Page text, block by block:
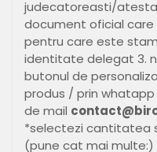
judecatoreasti/
document oficial
pentru care este
identitate delegat 3.
butonul de
produs / prin whatapp
de mail
*selectezi cantitatea
(pune cat mai multe:)